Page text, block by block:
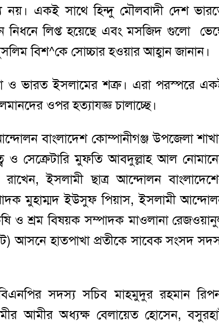
নয়। একই সাথে হিন্দু মৌলবাদী দেশ
নিধনে লিপ্ত হয়েছে এবং মসজিদ গুলো
বিশ^কে সোচ্চার হওয়ার আহ্বান জানান।
ভারত ইসলামের শত্রু। এরা পরস্পরে
ওপর হত্যাযজ্ঞ চালাচ্ছে।
বাংলাদেশ কোম্পানীগঞ্জ উপজেলা
সেক্রেটারি মুফতি আবদুল্লাহ আল
রাখেন, ইসলামী ছাত্র আন্দোলন
মুহাম্মদ ইউসুফ পিয়াস, ইসলামী
ও শ্রম বিষয়ক সম্পাদক মাওলানা
আসনে হাতপাখা প্রতীকে সাবেক সংসদ
সদস্য সচিব মাহমুদুর রহমান
আমীর অধ্যক্ষ বেলায়েত হোসেন,